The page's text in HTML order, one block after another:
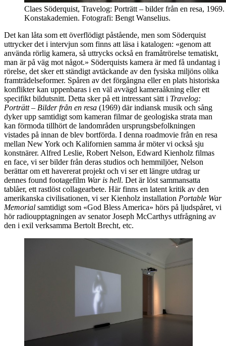
Claes Söderquist, Travelog: Porträtt – bilder från en resa,
Konstakademien. Fotografi: Bengt Wanselius.
Det kan låta som ett överflödigt påstående, men som Söderquist
uttrycker det i intervjun som finns att läsa i katalogen: «genom att
använda rörlig kamera, så uttrycks också en framåtrörelse tematiskt,
man är på väg mot något.» Söderquists kamera är med få undantag i
rörelse, det sker ett ständigt avtäckande av den fysiska miljöns olika
framträdelseformer. Spåren av det förgångna eller en plats historiska
konflikter kan uppenbaras i en väl avvägd kameraåkning eller ett
specifikt bildutsnitt. Detta sker på ett intressant sätt i Travelog:
Porträtt – Bilder från en resa (1969) där indiansk musik och sång
dyker upp samtidigt som kameran filmar de geologiska strata man
kan förmoda tillhört de landområden ursprungsbefolkningen
vistades på innan de blev bortförda. I denna roadmovie från en resa
mellan New York och Kalifornien samma år möter vi också sju
konstnärer. Alfred Leslie, Robert Nelson, Edward Kienholz filmas
en face, vi ser bilder från deras studios och hemmiljöer, Nelson
berättar om ett havererat projekt och vi ser ett längre utdrag ur
dennes found footagefilm War is hell. Det är löst sammansatta
tablåer, ett rastlöst collagearbete. Här finns en latent kritik av den
amerikanska civilisationen, vi ser Kienholz installation Portable War
Memorial samtidigt som «God Bless America» hörs på ljudspåret, vi
hör radioupptagningen av senator Joseph McCarthys utfrågning av
den i exil verksamma Bertolt Brecht, etc.